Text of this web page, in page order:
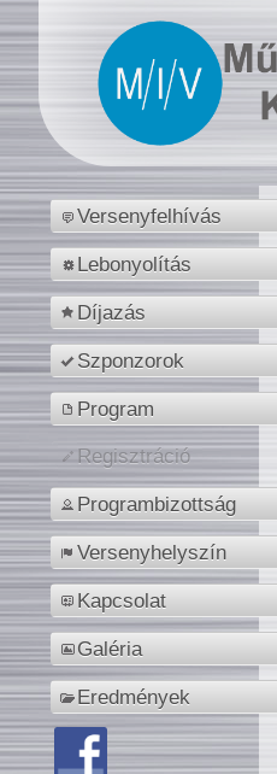
Versenyfelhívás
Lebonyolítás
Díjazás
Szponzorok
Program
Regisztráció
Programbizottság
Versenyhelyszín
Kapcsolat
Galéria
Eredmények